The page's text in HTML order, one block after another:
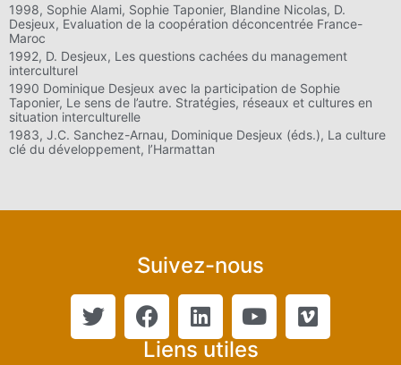
1998, Sophie Alami, Sophie Taponier, Blandine Nicolas, D.
Desjeux, Evaluation de la coopération déconcentrée France-
Maroc
1992, D. Desjeux, Les questions cachées du management
interculturel
1990 Dominique Desjeux avec la participation de Sophie
Taponier, Le sens de l’autre. Stratégies, réseaux et cultures en
situation interculturelle
1983, J.C. Sanchez-Arnau, Dominique Desjeux (éds.), La culture
clé du développement, l’Harmattan
Suivez-nous
Liens utiles